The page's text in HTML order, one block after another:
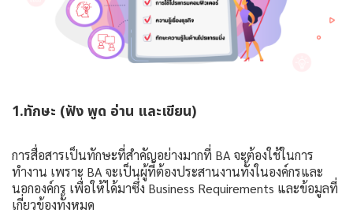
1.ทักษะ (ฟัง พูด อ่าน และเขียน)
การสื่อสารเป็นทักษะที่สำคัญอย่างมากที่ BA จะต้องใช้ในการ
ทำงาน เพราะ BA จะเป็นผู้ที่ต้องประสานงานทั้งในองค์กรและ
นอกองค์กร เพื่อให้ได้มาซึ่ง Business Requirements และข้อมูลที่
เกี่ยวข้องทั้งหมด